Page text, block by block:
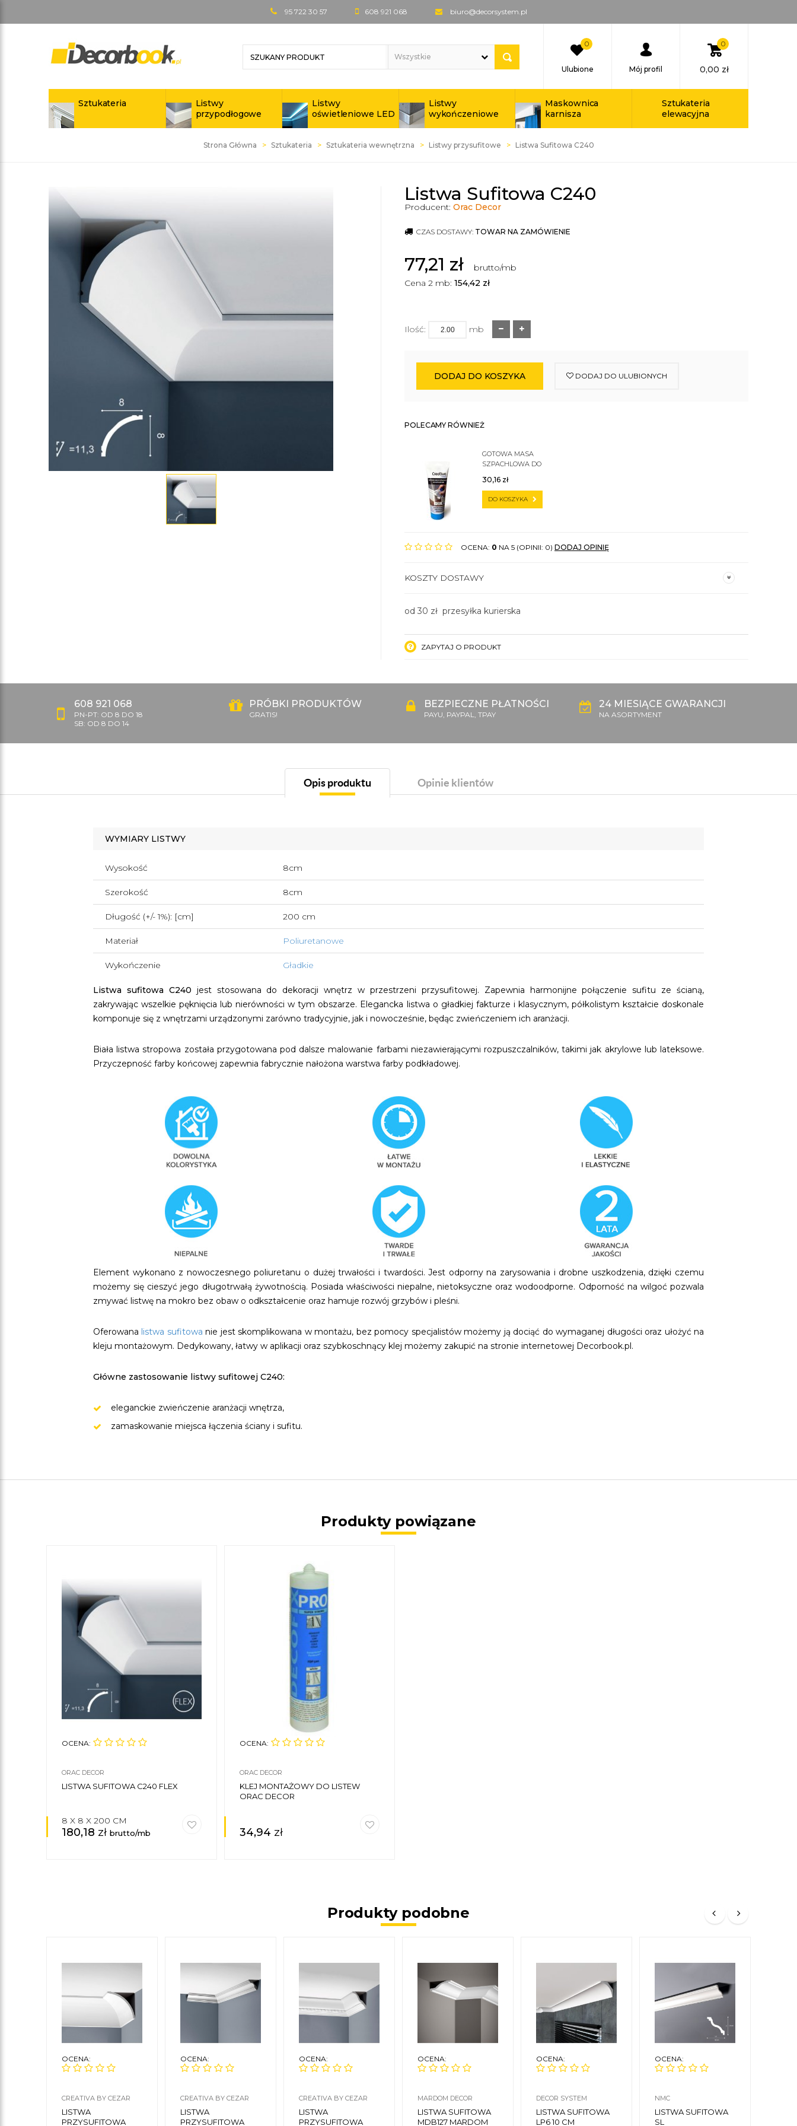
95 722 30 57 608 921 068 biuro@decorsystem.pl
0
Ulubione Mój profil
0
0,00 zł
Sztukateria
Listwy
przypodłogowe
Listwy
oświetleniowe LED
Listwy
wykończeniowe
Maskownica
karnisza
Sztukateria
elewacyjna
Strona Główna Sztukateria Sztukateria wewnętrzna Listwy przysufitowe Listwa Sufitowa C240
Listwa Sufitowa C240
Producent: Orac Decor
CZAS DOSTAWY: TOWAR NA ZAMÓWIENIE
77,21 zł
brutto/mb
Cena 2 mb: 154,42 zł
Ilość: mb
DODAJ DO KOSZYKA DODAJ DO ULUBIONYCH
POLECAMY RÓWNIEŻ
GOTOWA MASA
SZPACHLOWA DO
30,16 zł
DO KOSZYKA
OCENA: 0 NA 5 (OPINII: 0) DODAJ OPINIĘ
KOSZTY DOSTAWY
od 30 zł przesyłka kurierska
ZAPYTAJ O PRODUKT
608 921 068
PN-PT: OD 8 DO 18
SB: OD 8 DO 14
PRÓBKI PRODUKTÓW
GRATIS!
BEZPIECZNE PŁATNOŚCI
PAYU, PAYPAL, TPAY
24 MIESIĄCE GWARANCJI
NA ASORTYMENT
Opis produktu Opinie klientów
WYMIARY LISTWY
Wysokość 8cm
Szerokość 8cm
Długość (+/- 1%): [cm] 200 cm
Materiał Poliuretanowe
Wykończenie Gładkie
Listwa sufitowa C240 jest stosowana do dekoracji wnętrz w przestrzeni przysufitowej. Zapewnia harmonijne połączenie sufitu ze ścianą,
zakrywając wszelkie pęknięcia lub nierówności w tym obszarze. Elegancka listwa o gładkiej fakturze i klasycznym, półkolistym kształcie doskonale
komponuje się z wnętrzami urządzonymi zarówno tradycyjnie, jak i nowocześnie, będąc zwieńczeniem ich aranżacji.
Biała listwa stropowa została przygotowana pod dalsze malowanie farbami niezawierającymi rozpuszczalników, takimi jak akrylowe lub lateksowe.
Przyczepność farby końcowej zapewnia fabrycznie nałożona warstwa farby podkładowej.
Element wykonano z nowoczesnego poliuretanu o dużej trwałości i twardości. Jest odporny na zarysowania i drobne uszkodzenia, dzięki czemu
możemy się cieszyć jego długotrwałą żywotnością. Posiada właściwości niepalne, nietoksyczne oraz wodoodporne. Odporność na wilgoć pozwala
zmywać listwę na mokro bez obaw o odkształcenie oraz hamuje rozwój grzybów i pleśni.
Oferowana listwa sufitowa nie jest skomplikowana w montażu, bez pomocy specjalistów możemy ją dociąć do wymaganej długości oraz ułożyć na
kleju montażowym. Dedykowany, łatwy w aplikacji oraz szybkoschnący klej możemy zakupić na stronie internetowej Decorbook.pl.
Główne zastosowanie listwy sufitowej C240:
eleganckie zwieńczenie aranżacji wnętrza,
zamaskowanie miejsca łączenia ściany i sufitu.
Produkty powiązane
OCENA:
ORAC DECOR
LISTWA SUFITOWA C240 FLEX
8 X 8 X 200 CM
180,18 zł brutto/mb
OCENA:
ORAC DECOR
KLEJ MONTAŻOWY DO LISTEW
ORAC DECOR
34,94 zł
Produkty podobne
OCENA:
CREATIVA BY CEZAR
LISTWA
PRZYSUFITOWA
OCENA:
CREATIVA BY CEZAR
LISTWA
PRZYSUFITOWA
OCENA:
CREATIVA BY CEZAR
LISTWA
PRZYSUFITOWA
OCENA:
MARDOM DECOR
LISTWA SUFITOWA
MDB127 MARDOM
OCENA:
DECOR SYSTEM
LISTWA SUFITOWA
LP6 10 CM
OCENA:
NMC
LISTWA SUFITOWA
SL